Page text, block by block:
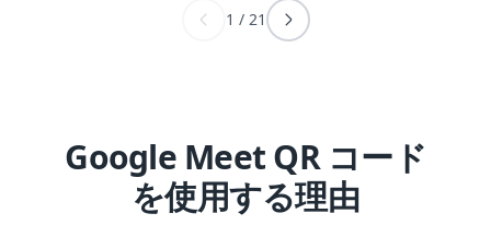
1 / 21
Google Meet QR コード
を使用する理由